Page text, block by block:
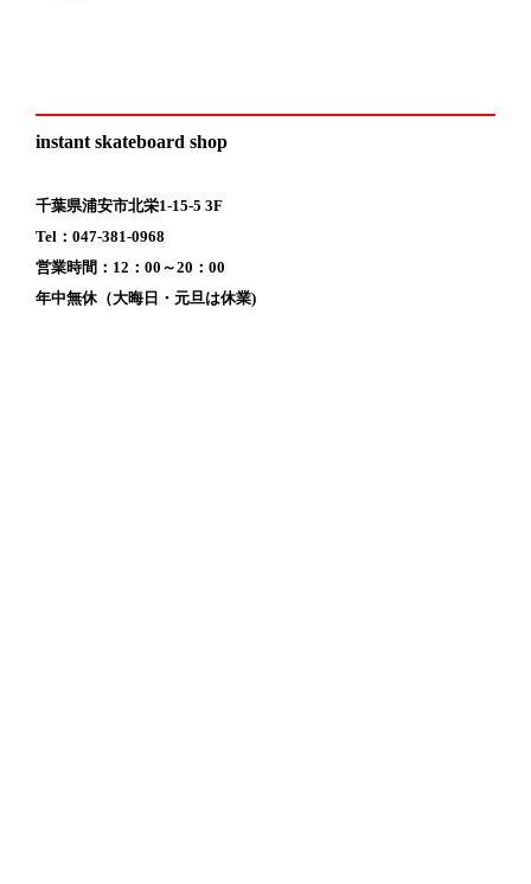
instant skateboard shop
千葉県浦安市北栄1-15-5 3F
Tel：047-381-0968
営業時間：12：00～20：00
年中無休（大晦日・元旦は休業)